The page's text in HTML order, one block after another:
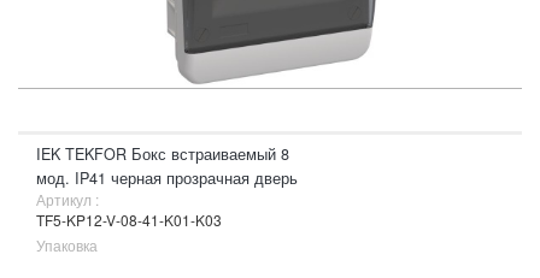
IEK TEKFOR Бокс встраиваемый 8
мод. IP41 черная прозрачная дверь
Артикул :
TF5-KP12-V-08-41-K01-K03
Упаковка